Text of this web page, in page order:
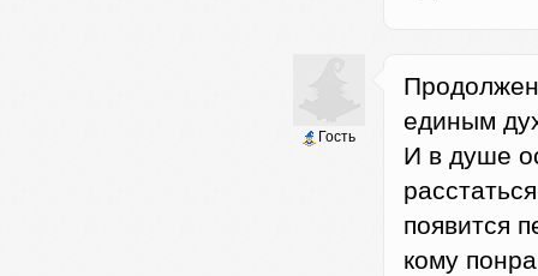
Гость
единым
И в душе
появится
кому